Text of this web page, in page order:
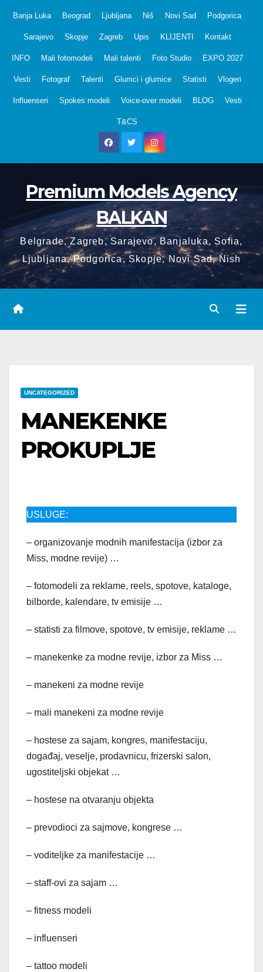
Banja Luka Beograd Ljubljana Niš Novi Sad Podgorica
Sarajevo Skopje Zagreb Upis KLIJENTI Kontakt
INFO Mali fotomodeli Mali talenti Foto Studio EXPO 2027
Vesti Fotograf Talenti Glumci i glumice Statisti Vlogeri
Influenseri Spokes modeli Voice-over modeli BLOG Vesti
T&CS
Premium Models Agency
BALKAN
Belgrade, Zagreb, Sarajevo, Banjaluka, Sofia,
Ljubljana, Podgorica, Skopje, Novi Sad, Nish
UNCATEGORIZED
MANEKENKE
PROKUPLJE
USLUGE:
– organizovanje modnih manifestacija (izbor za
Miss, modne revije) …
– fotomodeli za reklame, reels, spotove, kataloge,
bilborde, kalendare, tv emisije …
– statisti za filmove, spotove, tv emisije, reklame …
– manekenke za modne revije, izbor za Miss …
– manekeni za modne revije
– mali manekeni za modne revije
– hostese za sajam, kongres, manifestaciju,
događaj, veselje, prodavnicu, frizerski salon,
ugostiteljski objekat …
– hostese na otvaranju objekta
– prevodioci za sajmove, kongrese …
– voditeljke za manifestacije …
– staff-ovi za sajam …
– fitness modeli
– influenseri
– tattoo modeli